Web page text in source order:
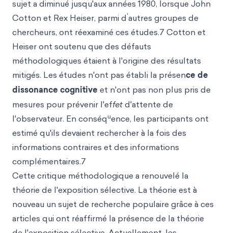
sujet a diminué jusqu'aux années 1980, lorsque John
Cotton et Rex Heiser, parmi d'autres groupes de
chercheurs, ont réexaminé ces études.7 Cotton et
Heiser ont soutenu que des défauts
méthodologiques étaient à l'origine des résultats
mitigés. Les études n'ont pas établi la présence de
dissonance cognitive et n'ont pas non plus pris de
mesures pour prévenir l'effetd'attente de
l'observateur. En conséquence, les participants ont
estimé qu'ils devaient rechercher à la fois des
informations contraires et des informations
complémentaires.7
Cette critique méthodologique a renouvelé la
théorie de l'exposition sélective. La théorie est à
nouveau un sujet de recherche populaire grâce à ces
articles qui ont réaffirmé la présence de la théorie